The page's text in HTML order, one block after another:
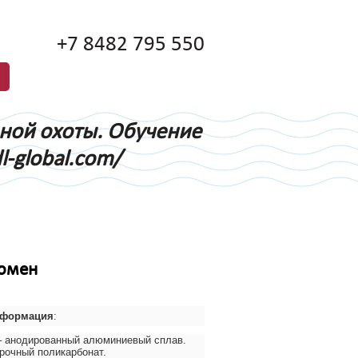
+7 8482 795 550
охоты. Обучение
global.com/
:
анодированный алюминиевый сплав.
поликарбонат.